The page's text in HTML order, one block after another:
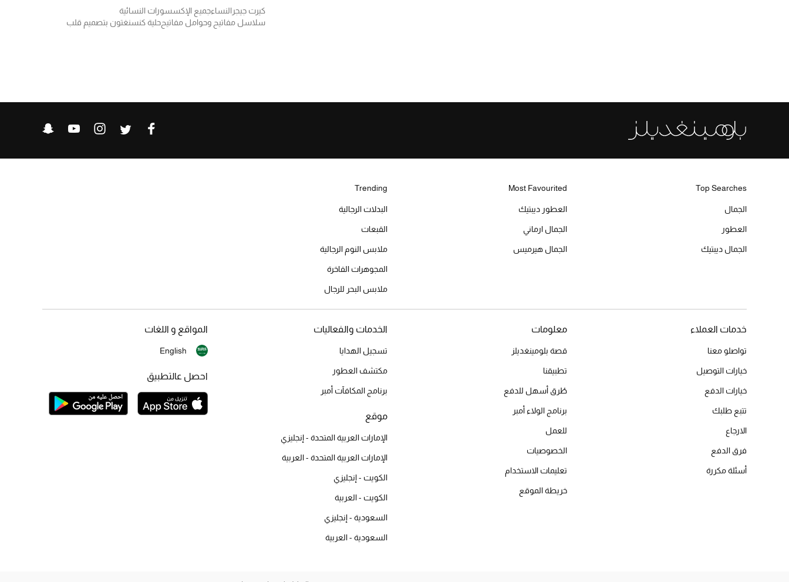
كيرت جيجر النساءجميع الإكسسورات النسائية
سلاسل مفاتيح وحوامل مفاتيححلية كنسنغتون بتصميم قلب
Top Searches
الجمال
العطور
الجمال ديبتيك
Most Favourited
العطور ديبتيك
الجمال ارماني
الجمال هيرميس
Trending
البدلات الرجالية
القبعات
ملابس النوم الرجالية
المجوهرات الفاخرة
ملابس البحر للرجال
خدمات العملاء
تواصلو معنا
خيارات التوصيل
خيارات الدفع
تتبع طلبك
الارجاع
فرق الدفع
أسئلة مكررة
معلومات
قصة بلومينغديلز
تطبيقنا
طُرق أسهل للدفع
برنامج الولاء أمبر
للعمل
الخصوصيات
تعليمات الاستخدام
خريطة الموقع
الخدمات والفعاليات
تسجيل الهدايا
مكتشف العطور
برنامج المكافآت أمبر
موقع
الإمارات العربية المتحدة - إنجليزي
الإمارات العربية المتحدة - العربية
الكويت - إنجليزي
الكويت - العربية
السعودية - إنجليزي
السعودية - العربية
المواقع و اللغات
English
احصل عالتطبيق